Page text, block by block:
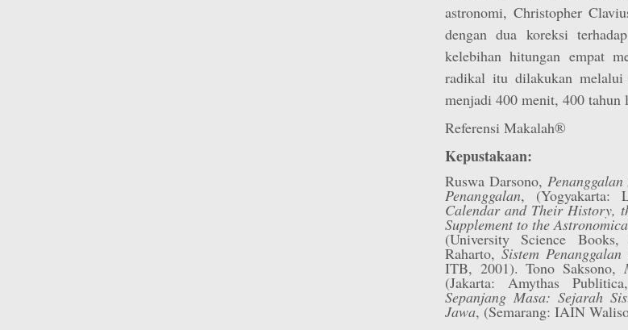
astronomi, Christopher
dengan dua koreksi
kelebihan hitungan empat
radikal itu dilakukan
menjadi 400 menit, 400
Referensi Makalah®
Kepustakaan:
Ruswa Darsono,
Penanggalan, (Yogyakarta:
Calendar and Their History,
Supplement to the
(University Science
Raharto,Sistem
ITB, 2001). Tono Saksono,
(Jakarta: Amythas
Sepanjang Masa: Sejarah
Jawa, (Semarang: IAIN